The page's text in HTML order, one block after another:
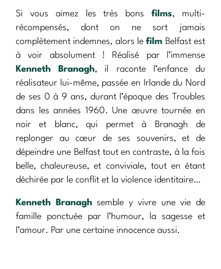
Si vous aimez les très bonsfilms, multi-
récompensés, dont on ne sort jamais
complètement indemnes, alors lefilm Belfast est
à voir absolument ! Réalisé par l’immense
Kenneth Branagh, il raconte l’enfance du
réalisateur lui-même, passée en Irlande du Nord
de ses 0 à 9 ans, durant l’époque des Troubles
dans les années 1960. Une œuvre tournée en
noir et blanc, qui permet à Branagh de
replonger au cœur de ses souvenirs, et de
dépeindre une Belfast tout en contraste, à la fois
belle, chaleureuse, et conviviale, tout en étant
déchirée par le conflit et la violence identitaire…
Kenneth Branaghsemble y vivre une vie de
famille ponctuée par l’humour, la sagesse et
l’amour. Par une certaine innocence aussi.